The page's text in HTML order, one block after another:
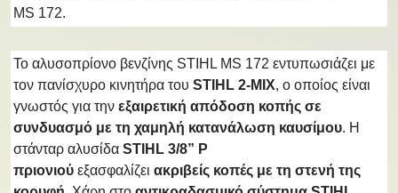
MS 172.
Το αλυσοπρίονο βενζίνης STIHL MS 172 εντυπωσιάζει με
τον πανίσχυρο κινητήρα του STIHL 2-MIX, ο οποίος είναι
γνωστός για την εξαιρετική απόδοση κοπής σε
συνδυασμό με τη χαμηλή κατανάλωση καυσίμου. Η
στάνταρ αλυσίδα STIHL 3/8” P
πριονιού εξασφαλίζει ακριβείς κοπές με τη στενή της